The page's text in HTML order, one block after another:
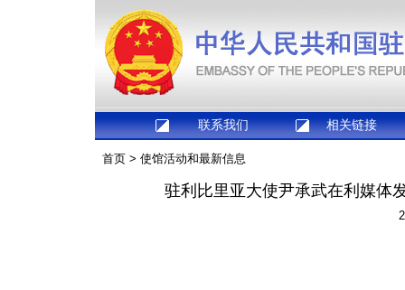
联系我们 相关链接
首页 > 使馆活动和最新信息
驻利比里亚大使尹承武在利媒体